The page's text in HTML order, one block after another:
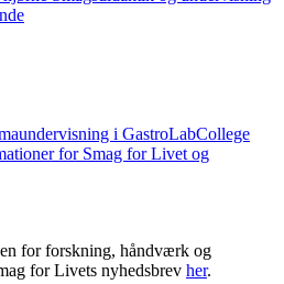
i GastroLabCollege
for Smag for Livet og
for forskning, håndværk og
for Livets nyhedsbrev her.